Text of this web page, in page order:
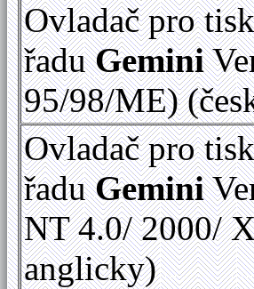
Ovladač pro
řaduGemini
95/98/ME)
Ovladač pro
řaduGemini
NT 4.0/ 2000/
anglicky)